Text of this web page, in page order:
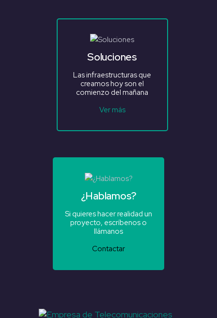
Soluciones
Las infraestructuras que
creamos hoy son el
comienzo del mañana
Ver más
¿Hablamos?
Si quieres hacer realidad un
proyecto, escríbenos o
llámanos
Contactar